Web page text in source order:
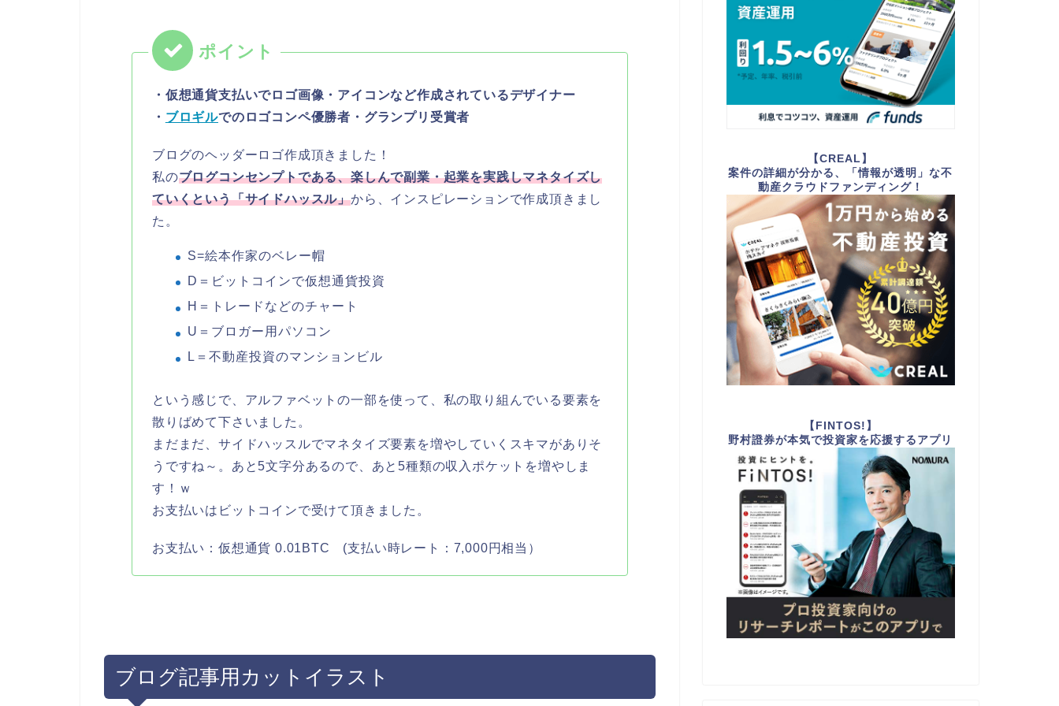
・仮想通貨支払いでロゴ画像・アイコンなど作成されているデザイナー
・ ブロギルでのロゴコンペ優勝者・グランプリ受賞者
ブログのヘッダーロゴ作成頂きました！
私のブログコンセンプトである、楽しんで副業・起業を実践しマネタイズし
ていくという「サイドハッスル」から、インスピレーションで作成頂きまし
た。
S=絵本作家のベレー帽
D＝ビットコインで仮想通貨投資
H＝トレードなどのチャート
U＝ブロガー用パソコン
L＝不動産投資のマンションビル
という感じで、アルファベットの一部を使って、私の取り組んでいる要素を
散りばめて下さいました。
まだまだ、サイドハッスルでマネタイズ要素を増やしていくスキマがありそ
うですね～。あと5文字分あるので、あと5種類の収入ポケットを増やしま
す！ｗ
お支払いはビットコインで受けて頂きました。
お支払い：仮想通貨 0.01BTC (支払い時レート：7,000円相当）
ブログ記事用カットイラスト
【CREAL】
案件の詳細が分かる、「情報が透明」な不
動産クラウドファンディング！
【FINTOS!】
野村證券が本気で投資家を応援するアプリ